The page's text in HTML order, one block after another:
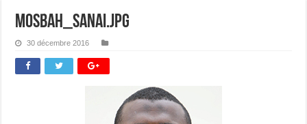
mosbah_sanai.jpg
30 décembre 2016